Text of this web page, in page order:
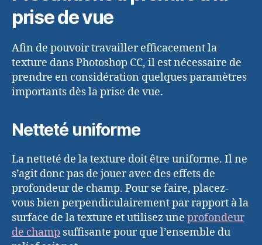
prise de vue
Afin de pouvoir travailler efficacement la
texture dans Photoshop CC, il est nécessaire de
prendre en considération quelques paramètres
importants dès la prise de vue.
Netteté uniforme
La netteté de la texture doit être uniforme. Il ne
s’agit donc pas de jouer avec des effets de
profondeur de champ. Pour se faire, placez-
vous bien perpendiculairement par rapport à la
surface de la texture et utilisez une profondeur
de champ suffisante pour que l’ensemble du